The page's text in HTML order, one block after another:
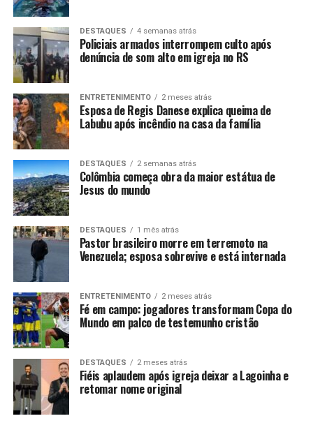
DESTAQUES 4 semanas atrás
Policiais armados interrompem culto após
denúncia de som alto em igreja no RS
ENTRETENIMENTO 2 meses atrás
Esposa de Regis Danese explica queima de
Labubu após incêndio na casa da família
DESTAQUES 2 semanas atrás
Colômbia começa obra da maior estátua de
Jesus do mundo
DESTAQUES 1 mês atrás
Pastor brasileiro morre em terremoto na
Venezuela; esposa sobrevive e está internada
ENTRETENIMENTO 2 meses atrás
Fé em campo: jogadores transformam Copa do
Mundo em palco de testemunho cristão
DESTAQUES 2 meses atrás
Fiéis aplaudem após igreja deixar a Lagoinha e
retomar nome original